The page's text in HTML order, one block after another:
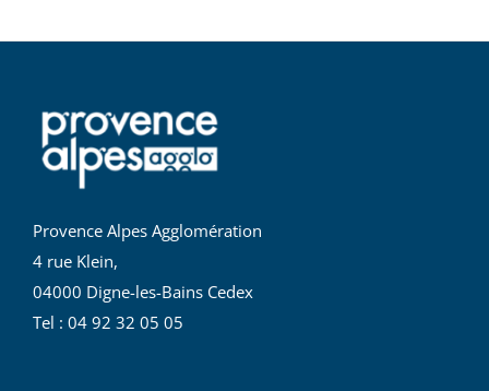
Provence Alpes Agglomération
4 rue Klein,
04000 Digne-les-Bains Cedex
Tel : 04 92 32 05 05